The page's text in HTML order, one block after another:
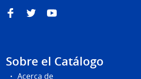
FacebookTwitterYouTube
Sobre el Catálogo
Acerca de